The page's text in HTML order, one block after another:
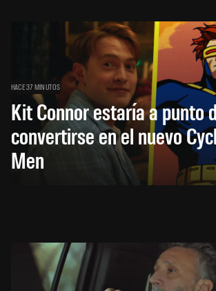
HACE 37 MINUTOS
Kit Connor estaría a punto
convertirse en el nuevo
Men